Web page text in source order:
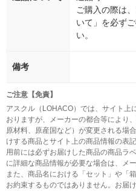
ご購入の際は
いて」を必ず
い。
備考
ご注意【免責】
アスクル（LOHACO）では、サイト上
おりますが、メーカーの都合等により
原材料、原産国など）が変更される場
けする商品とサイト上の商品情報の表
用前には必ずお届けした商品の商品ラ
に詳細な商品情報が必要な場合は、メ
また、商品名における「セット」や「
お約束するものではありません。お届